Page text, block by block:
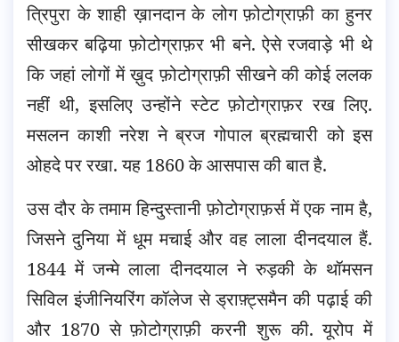
त्रिपुरा के शाही ख़ानदान के लोग फ़ोटोग्राफ़ी का हुनर
सीखकर बढ़िया फ़ोटोग्राफ़र भी बने. ऐसे रजवाड़े भी थे
कि जहां लोगों में ख़ुद फ़ोटोग्राफ़ी सीखने की कोई ललक
नहीं थी, इसलिए उन्होंने स्टेट फ़ोटोग्राफ़र रख लिए.
मसलन काशी नरेश ने ब्रज गोपाल ब्रह्मचारी को इस
ओहदे पर रखा. यह 1860 के आसपास की बात है.
उस दौर के तमाम हिन्दुस्तानी फ़ोटोग्राफ़र्स में एक नाम है,
जिसने दुनिया में धूम मचाई और वह लाला दीनदयाल हैं.
1844 में जन्मे लाला दीनदयाल ने रुड़की के थॉमसन
सिविल इंजीनियरिंग कॉलेज से ड्राफ़्ट्समैन की पढ़ाई की
और 1870 से फ़ोटोग्राफ़ी करनी शुरू की. यूरोप में